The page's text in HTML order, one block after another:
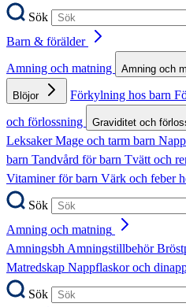
Sök
Barn & förälder
Amning och matning
Amning och
Blöjor Förkylning hos barn
och förlossning
Graviditet och
LeksakerMage och tarm barn
barn Tandvård för barn Tvätt och
Vitaminer för barn Värk och feber
Sök
Amning och matning
AmningsbhAmningstillbehör
Matredskap Nappflaskor och
Sök